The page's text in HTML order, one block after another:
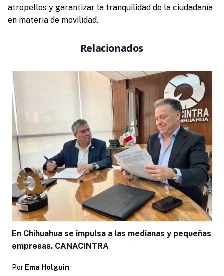
atropellos y garantizar la tranquilidad de la ciudadanía
en materia de movilidad.
Relacionados
En Chihuahua se impulsa a las medianas y pequeñas
empresas. CANACINTRA
Por Ema Holguin